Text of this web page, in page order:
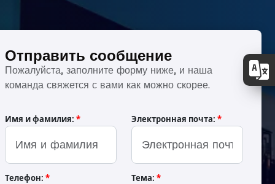
Отправить сообщение
Пожалуйста, заполните форму ниже, и наша
команда свяжется с вами как можно скорее.
Имя и фамилия: * Электронная почта: *
Телефон: * Тема: *